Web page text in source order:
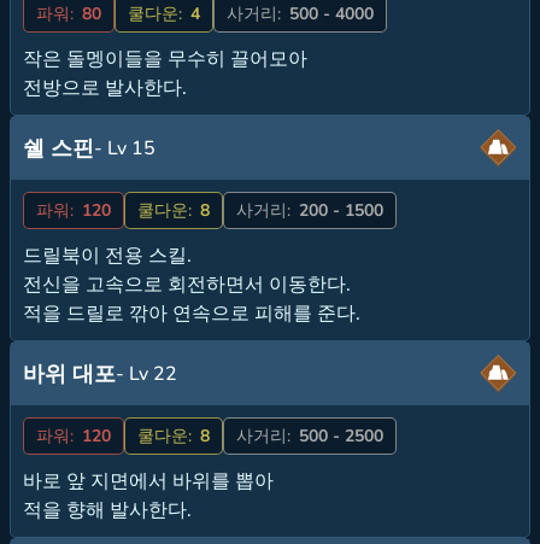
파워: 80 쿨다운: 4 사거리: 500 - 4000
작은 돌멩이들을 무수히 끌어모아
전방으로 발사한다.
쉘 스핀- Lv 15
파워: 120 쿨다운: 8 사거리: 200 - 1500
드릴북이 전용 스킬.
전신을 고속으로 회전하면서 이동한다.
적을 드릴로 깎아 연속으로 피해를 준다.
바위 대포- Lv 22
파워: 120 쿨다운: 8 사거리: 500 - 2500
바로 앞 지면에서 바위를 뽑아
적을 향해 발사한다.